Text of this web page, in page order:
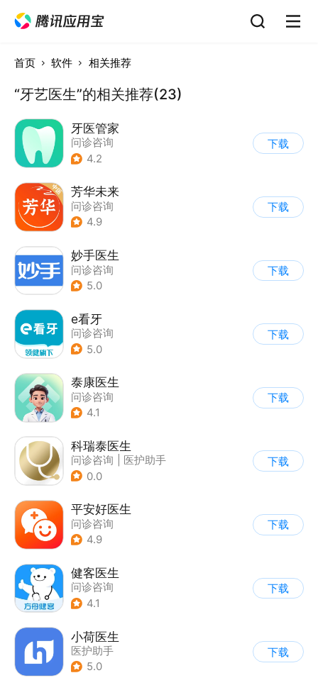
首页 软件 相关推荐
“牙艺医生”的相关推荐(23)
牙医管家
问诊咨询
4.2
下载
芳华未来
问诊咨询
4.9
下载
妙手医生
问诊咨询
5.0
下载
e看牙
问诊咨询
5.0
下载
泰康医生
问诊咨询
4.1
下载
科瑞泰医生
问诊咨询
医护助手
0.0
下载
平安好医生
问诊咨询
4.9
下载
健客医生
问诊咨询
4.1
下载
小荷医生
医护助手
5.0
下载